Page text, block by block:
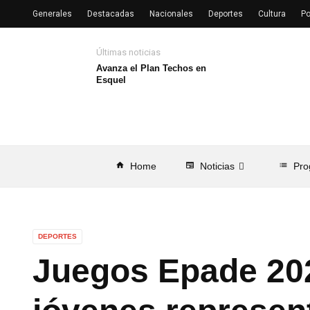
home Home newspaper Noticias list
Últimas noticias
Avanza el Plan Techos en
Esquel
Generales Destacadas Nacionales Deportes Cultura
DEPORTES
Juegos Epade